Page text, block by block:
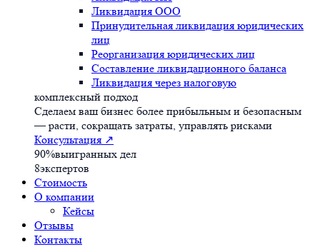
Ликвидация ООО
Принудительная ликвидация юридических
лиц
Реорганизация юридических лиц
Составление ликвидационного баланса
Ликвидация через налоговую
комплексный подход
Сделаем ваш бизнес более прибыльным и безопасным
— расти, сокращать затраты, управлять рисками
Консультация ↗
90%выигранных дел
8экспертов
Стоимость
О компании
Кейсы
Отзывы
Контакты